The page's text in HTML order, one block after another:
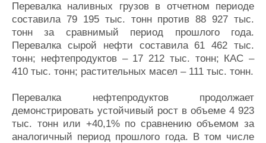
Журнал
Реклама
Конференции
Выставки и семинары
Словарь
Флот
Галерея флота
Отзывы
Все службы
Перевалка наливных грузов в отчетном периоде
составила 79 195 тыс. тонн против 88 927 тыс.
тонн за сравнимый период прошлого года.
Перевалка сырой нефти составила 61 462 тыс.
тонн; нефтепродуктов – 17 212 тыс. тонн; КАС –
410 тыс. тонн; растительных масел – 111 тыс. тонн.
Перевалка нефтепродуктов продолжает
демонстрировать устойчивый рост в объеме 4 923
тыс. тонн или +40,1% по сравнению объемом за
аналогичный период прошлого года. В том числе